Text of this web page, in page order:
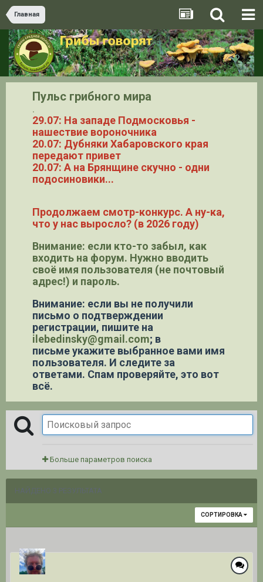
Главная
Пульс грибного мира
.
29.07: На западе Подмосковья -
нашествие вороночника
20.07: Дубняки Хабаровского края
передают привет
20.07: А на Брянщине скучно - одни
подосиновики...
Продолжаем смотр-конкурс. А ну-ка,
что у нас выросло? (в 2026 году)
Внимание: если кто-то забыл, как
входить на форум. Нужно вводить
своё имя пользователя (не почтовый
адрес!) и пароль.
Внимание: если вы не получили
письмо о подтверждении
регистрации, пишите на
ilebedinsky@gmail.com; в
письме укажите выбранное вами имя
пользователя. И следите за
ответами. Спам проверяйте, это вот
всё.
Больше параметров поиска
НАЙДЕНО 3 РЕЗУЛЬТАТА
СОРТИРОВКА